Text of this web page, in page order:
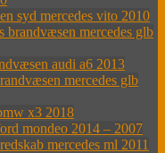
syd mercedes vito 2010
brandvæsen mercedes glb
audi a6 2013
mercedes glb
x3 2018
mondeo 2014 – 2007
mercedes ml 2011